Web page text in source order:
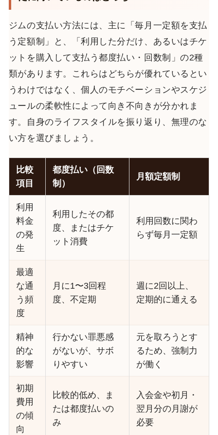
ジムの支払い方法には、主に「毎月一定額を支払
う定額制」と、「利用した分だけ、あるいはチケ
ットを購入して支払う都度払い・回数制」の2種
類があります。これらはどちらが優れているとい
うわけではなく、個人のモチベーションやスケジ
ュールの柔軟性によって向き不向きが分かれま
す。自身のライフスタイルを振り返り、無理のな
い方を選びましょう。
比較
項目
都度払い（回数
制）
月額定額制
利用
料金
の発
生
利用したその都
度、またはチケ
ット消費
利用回数に関わ
らず毎月一定額
最適
な通
う頻
度
月に1〜3回程
度、不定期
週に2回以上、
定期的に通える
精神
的な
影響
行かない罪悪感
がないが、サボ
りやすい
元を取ろうとす
るため、強制力
が働く
初期
費用
の傾
向
比較的低め、ま
たは都度払いの
み
入会金や初月・
翌月分の月謝が
必要